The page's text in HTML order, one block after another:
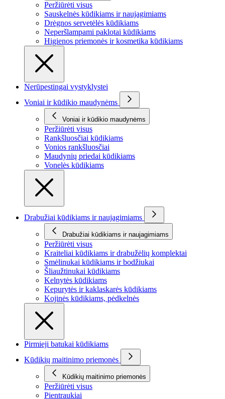
Peržiūrėti visus
Sauskelnės kūdikiams ir naujagimiams
Drėgnos servetėlės kūdikiams
Neperšlampami paklotai kūdikiams
Higienos priemonės ir kosmetika kūdikiams
Nerūpestingai vystyklystei
Voniai ir kūdikio maudynėms
Voniai ir kūdikio maudynėms
Peržiūrėti visus
Rankšluosčiai kūdikiams
Vonios rankšluosčiai
Maudynių priedai kūdikiams
Vonelės kūdikiams
Drabužiai kūdikiams ir naujagimiams
Drabužiai kūdikiams ir naujagimiams
Peržiūrėti visus
Kraiteliai kūdikiams ir drabužėlių komplektai
Smėlinukai kūdikiams ir bodžiukai
Šliaužtinukai kūdikiams
Kelnytės kūdikiams
Kepurytės ir kaklaskarės kūdikiams
Kojinės kūdikiams, pėdkelnės
Pirmieji batukai kūdikiams
Kūdikių maitinimo priemonės
Kūdikių maitinimo priemonės
Peržiūrėti visus
Pientraukiai